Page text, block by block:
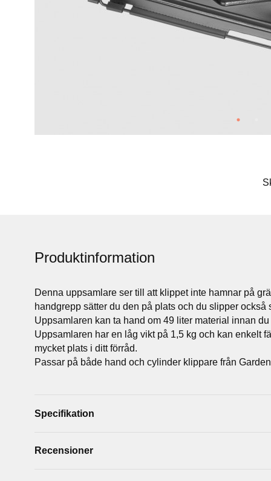
Produktinformation
Denna uppsamlare ser till att klippet inte hamnar på
handgrepp sätter du den på plats och du slipper också
Uppsamlaren kan ta hand om 49 liter material innan
Uppsamlaren har en låg vikt på 1,5 kg och kan enkelt
mycket plats i ditt förråd.
Passar på både hand och cylinder klippare från
Specifikation
Recensioner